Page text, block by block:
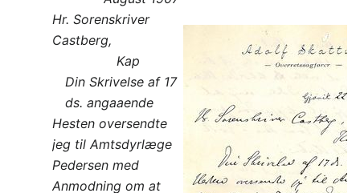
Hr. Sorenskriver
Castberg,
Kap
Din Skrivelse af 17
ds. angaaende
Hesten oversendte
jeg til Amtsdyrlæge
Pedersen med
Anmodning om at